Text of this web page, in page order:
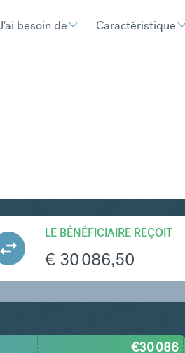
besoin de Caractéristique
LE BÉNÉFICIAIRE REÇOIT
€ 30 086,50
€30 086